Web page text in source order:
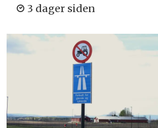
3 dager siden